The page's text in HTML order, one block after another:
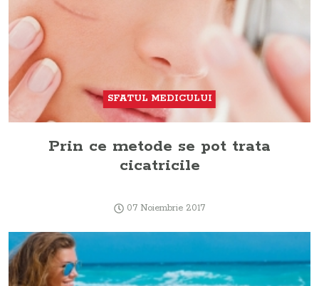
SFATUL MEDICULUI
Prin ce metode se pot trata
cicatricile
07 Noiembrie 2017